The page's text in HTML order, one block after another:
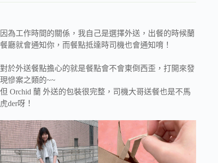
因為工作時間的關係，我自己是選擇外送，出餐的時候蘭
餐廳就會通知你，而餐點抵達時司機也會通知唷！
對於外送餐點擔心的就是餐點會不會東倒西歪，打開來發
現慘案之類的~~
但 Orchid 蘭 外送的包裝很完整，司機大哥送餐也是不馬
虎der呀！